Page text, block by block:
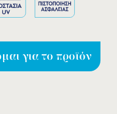
για το προϊόν